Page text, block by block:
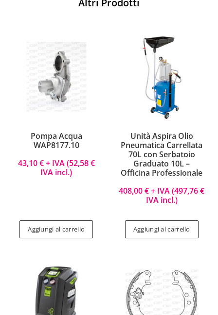
Altri Prodotti
Pompa Acqua
WAP8177.10
43,10€+ IVA (52,58€
IVA incl.)
Aggiungi al carrello
Unità Aspira Olio
Pneumatica Carrellata
70L con Serbatoio
Graduato 10L –
Officina Professionale
408,00€+ IVA (497,76€
IVA incl.)
Aggiungi al carrello